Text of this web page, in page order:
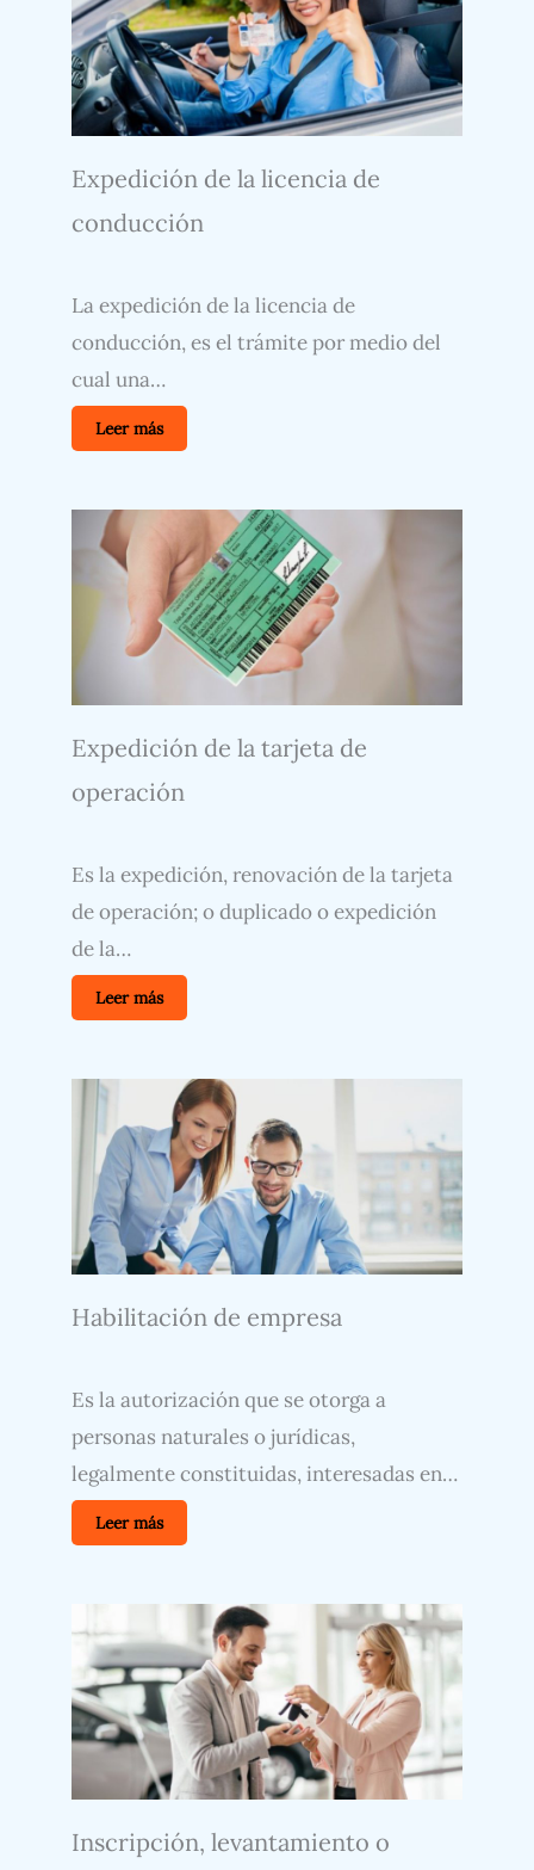
Expedición de la licencia de
conducción
La expedición de la licencia de
conducción, es el trámite por medio del
cual una…
Leer más
Expedición de la tarjeta de
operación
Es la expedición, renovación de la tarjeta
de operación; o duplicado o expedición
de la…
Leer más
Habilitación de empresa
Es la autorización que se otorga a
personas naturales o jurídicas,
legalmente constituidas, interesadas en…
Leer más
Inscripción, levantamiento o